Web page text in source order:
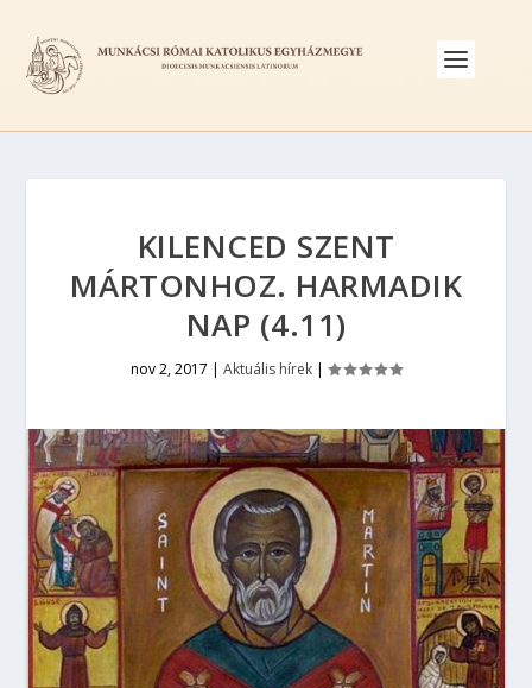
KILENCED SZENT
MÁRTONHOZ. HARMADIK
NAP (4.11)
nov 2, 2017 | Aktuális hírek |